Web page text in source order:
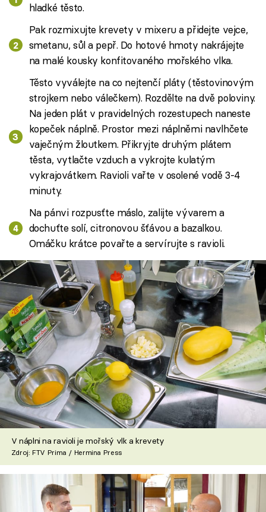
hladké těsto.
Pak rozmixujte krevety v mixeru a přidejte vejce,
smetanu, sůl a pepř. Do hotové hmoty nakrájejte
na malé kousky konfitovaného mořského vlka.
Těsto vyválejte na co nejtenčí pláty (těstovinovým
strojkem nebo válečkem). Rozdělte na dvě poloviny.
Na jeden plát v pravidelných rozestupech naneste
kopeček náplně. Prostor mezi náplněmi navlhčete
vaječným žloutkem. Přikryjte druhým plátem
těsta, vytlačte vzduch a vykrojte kulatým
vykrajovátkem. Ravioli vařte v osolené vodě 3-4
minuty.
Na pánvi rozpusťte máslo, zalijte vývarem a
dochuťte solí, citronovou šťávou a bazalkou.
Omáčku krátce povařte a servírujte s ravioli.
V náplni na ravioli je mořský vlk a krevety
Zdroj: FTV Prima / Hermina Press